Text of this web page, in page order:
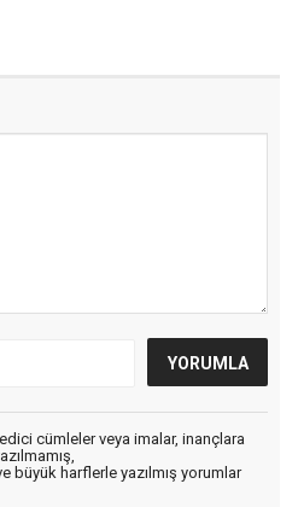
cümleler veya imalar, inançlara
büyük harflerle yazılmış yorumlar